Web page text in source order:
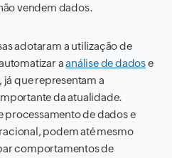
vendem dados.
adotaram a utilização de
aanálise de dadose
que representam a
da atualidade.
processamento de dados e
podem até mesmo
comportamentos de